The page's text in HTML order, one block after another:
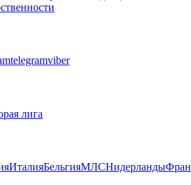
telegramviber
лига
ИталияБельгияМЛСНидерланды